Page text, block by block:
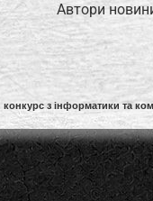
Автори
з інформатики та